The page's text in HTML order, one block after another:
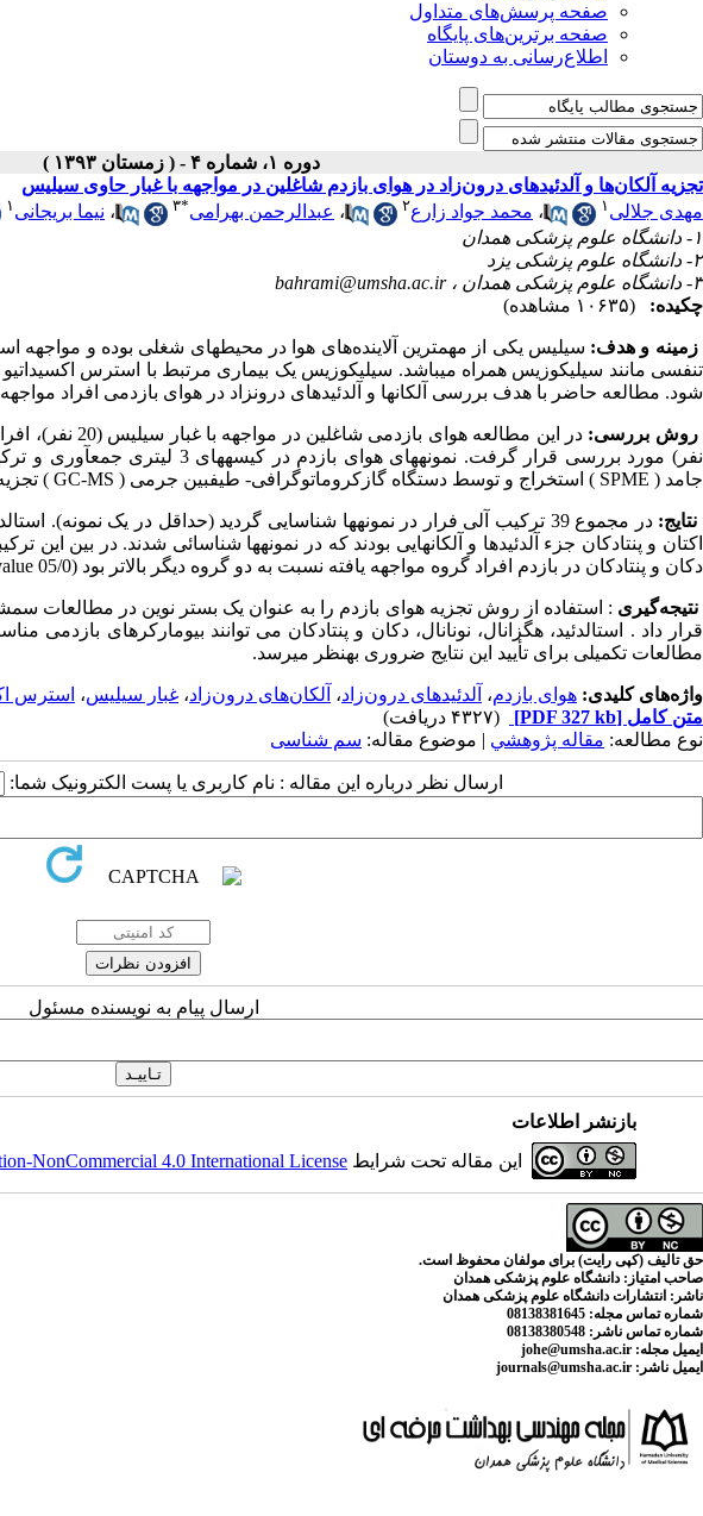
صفحه پرسش‌های متداول
صفحه برترین‌های پایگاه
اطلاع‌رسانی به دوستان
دوره ۱، شماره ۴ - ( زمستان ۱۳۹۳ )
تجزیه آلکان‌ها و آلدئیدهای درون‌زاد در هوای بازدم شاغلین در مواجهه با غبار حاوی سیلیس
مهدی جلالی ۱ ، محمد جواد زارع۲ ، عبدالرحمن بهرامی*۳ ، نیما بریجانی ۱
۱- دانشگاه علوم پزشکی همدان
۲- دانشگاه علوم پزشکی یزد
۳- دانشگاه علوم پزشکی همدان ،
bahrami@umsha.ac.ir
چکیده:
(۱۰۶۳۵ مشاهده)
زمینه و هدف: سیلیس یکی از مهم­ترین آلاینده‌های هوا در محیط­های شغلی بوده و مواجهه
تنفسی مانند سیلیکوزیس همراه می­باشد. سیلیکوزیس یک بیماری مرتبط با استرس
شود. مطالعه حاضر با هدف بررسی آلکان­ها و آلدئیدهای درون­زاد در هوای بازدمی افراد
روش بررسی:
نفر) مورد بررسی قرار گرفت. نمونه­های
جامد ( SPME ) استخراج و توسط دستگاه گازکروماتوگرافی- طیف­بین جرمی ( GC-MS ) تجزیه گردید.
نتایج:
اکتان و پنتادکان جزء آلدئیدها و آلکان­هایی بودند که در نمونه­ها شناسائی شدند. در بین این
دکان و پنتادکان در بازدم افراد گروه مواجهه یافته نسبت به دو گروه دیگر بالاتر بود (05/0 Pvalue< ).
نتیجه‌گیری : استفاده از روش تجزیه هوای بازدم را به عنوان یک بستر نوین در مطالعات
قرار داد . استالدئید، هگزانال، نونانال، دکان و پنتادکان می توانند بیومارکرهای بازدمی
مطالعات تکمیلی برای تأیید این نتایج ضروری به­نظر می­رسد.
واژه‌های کلیدی: هوای بازدم، آلدئیدهای درون‌زاد، آلکان‌های درون‌زاد، غبار سیلیس، استرس
متن کامل [PDF 327 kb]
(۴۳۲۷ دریافت)
نوع مطالعه: مقاله پژوهشي | موضوع مقاله: سم شناسی
ارسال نظر درباره این مقاله : نام کاربری یا پست الکترونیک شما:
ارسال پیام به نویسنده مسئول
بازنشر اطلاعات
این مقاله تحت شرایط NonCommercial 4.0 International License
حق تالیف (کپی رایت) برای مولفان محفوظ است.
صاحب امتیاز: دانشگاه علوم پزشکی همدان
ناشر: انتشارات دانشگاه علوم پزشکی همدان
شماره تماس مجله: 08138381645
شماره تماس ناشر:
ایمیل مجله:
ایمیل ناشر: